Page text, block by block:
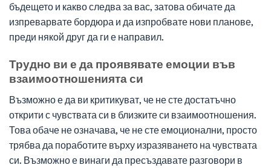
бъдещето и какво следва за вас, затова обичате да
изпреварвате бордюра и да изпробвате нови планове,
преди някой друг да ги е направил.
Трудно ви е да проявявате емоции във
взаимоотношенията си
Възможно е да ви критикуват, че не сте достатъчно
открити с чувствата си в близките си взаимоотношения.
Това обаче не означава, че не сте емоционални, просто
трябва да поработите върху изразяването на чувствата
си. Възможно е винаги да пресъздавате разговори в